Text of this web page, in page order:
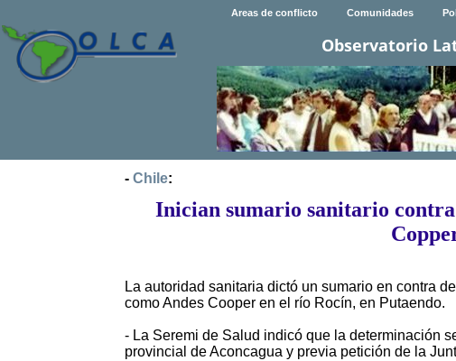
Areas de conflicto Comunidades
Observatorio
- Chile:
Inician sumario sanitario
La autoridad sanitaria dictó un sumario en contra
como Andes Cooper en el río Rocín, en Putaendo.
- La Seremi de Salud indicó que la determinación
provincial de Aconcagua y previa petición de la